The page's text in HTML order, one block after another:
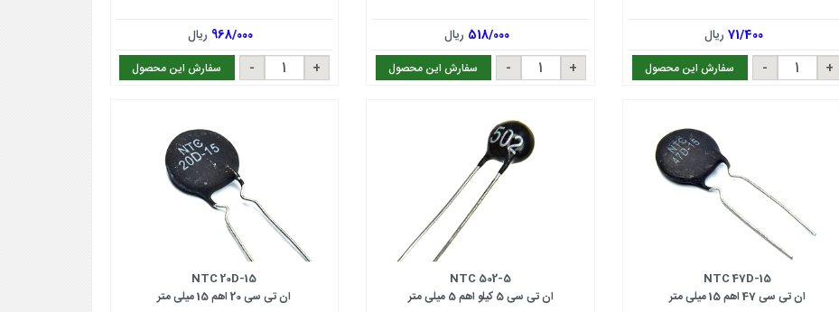
71/400 ریال
سفارش این محصول
518/000 ریال
سفارش این محصول
968/000 ریال
سفارش این محصول
NTC 47D-15
ان تی سی 47 اهم 15 میلی متر
NTC 502-5
ان تی سی 5 کیلو اهم 5 میلی متر
NTC 20D-15
ان تی سی 20 اهم 15 میلی متر